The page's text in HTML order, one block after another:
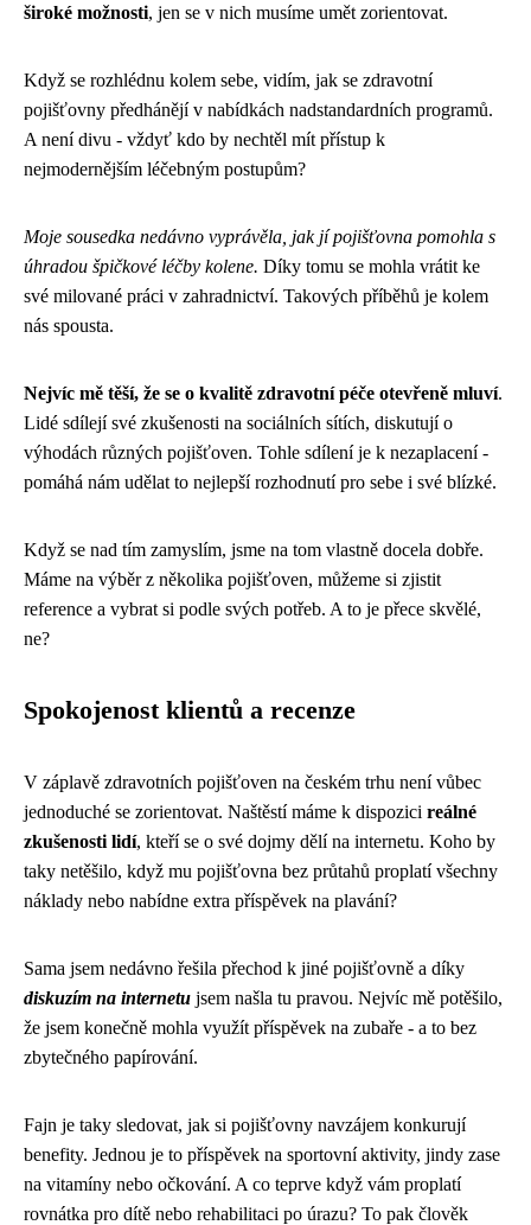
široké možnosti, jen se v nich musíme umět zorientovat.
Když se rozhlédnu kolem sebe, vidím, jak se zdravotní
pojišťovny předhánějí v nabídkách nadstandardních programů.
A není divu - vždyť kdo by nechtěl mít přístup k
nejmodernějším léčebným postupům?
Moje sousedka nedávno vyprávěla, jak jí pojišťovna pomohla s
úhradou špičkové léčby kolene. Díky tomu se mohla vrátit ke
své milované práci v zahradnictví. Takových příběhů je kolem
nás spousta.
Nejvíc mě těší, že se o kvalitě zdravotní péče otevřeně mluví.
Lidé sdílejí své zkušenosti na sociálních sítích, diskutují o
výhodách různých pojišťoven. Tohle sdílení je k nezaplacení -
pomáhá nám udělat to nejlepší rozhodnutí pro sebe i své blízké.
Když se nad tím zamyslím, jsme na tom vlastně docela dobře.
Máme na výběr z několika pojišťoven, můžeme si zjistit
reference a vybrat si podle svých potřeb. A to je přece skvělé,
ne?
Spokojenost klientů a recenze
V záplavě zdravotních pojišťoven na českém trhu není vůbec
jednoduché se zorientovat. Naštěstí máme k dispozici reálné
zkušenosti lidí, kteří se o své dojmy dělí na internetu. Koho by
taky netěšilo, když mu pojišťovna bez průtahů proplatí všechny
náklady nebo nabídne extra příspěvek na plavání?
Sama jsem nedávno řešila přechod k jiné pojišťovně a díky
diskuzím na internetu jsem našla tu pravou. Nejvíc mě potěšilo,
že jsem konečně mohla využít příspěvek na zubaře - a to bez
zbytečného papírování.
Fajn je taky sledovat, jak si pojišťovny navzájem konkurují
benefity. Jednou je to příspěvek na sportovní aktivity, jindy zase
na vitamíny nebo očkování. A co teprve když vám proplatí
rovnátka pro dítě nebo rehabilitaci po úrazu? To pak člověk